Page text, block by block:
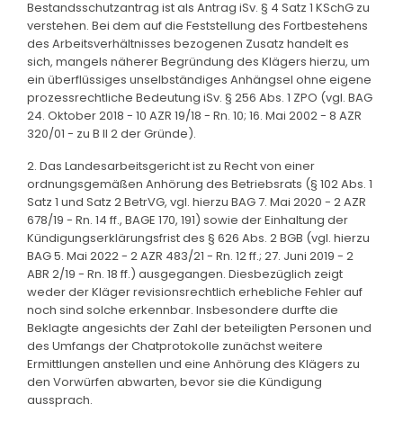
Bestandsschutzantrag ist als Antrag iSv. § 4 Satz 1 KSchG zu
verstehen. Bei dem auf die Feststellung des Fortbestehens
des Arbeitsverhältnisses bezogenen Zusatz handelt es
sich, mangels näherer Begründung des Klägers hierzu, um
ein überflüssiges unselbständiges Anhängsel ohne eigene
prozessrechtliche Bedeutung iSv. § 256 Abs. 1 ZPO (vgl. BAG
24. Oktober 2018 - 10 AZR 19/18 - Rn. 10; 16. Mai 2002 - 8 AZR
320/01 - zu B II 2 der Gründe).
2. Das Landesarbeitsgericht ist zu Recht von einer
ordnungsgemäßen Anhörung des Betriebsrats (§ 102 Abs. 1
Satz 1 und Satz 2 BetrVG, vgl. hierzu BAG 7. Mai 2020 - 2 AZR
678/19 - Rn. 14 ff., BAGE 170, 191) sowie der Einhaltung der
Kündigungserklärungsfrist des § 626 Abs. 2 BGB (vgl. hierzu
BAG 5. Mai 2022 - 2 AZR 483/21 - Rn. 12 ff.; 27. Juni 2019 - 2
ABR 2/19 - Rn. 18 ff.) ausgegangen. Diesbezüglich zeigt
weder der Kläger revisionsrechtlich erhebliche Fehler auf
noch sind solche erkennbar. Insbesondere durfte die
Beklagte angesichts der Zahl der beteiligten Personen und
des Umfangs der Chatprotokolle zunächst weitere
Ermittlungen anstellen und eine Anhörung des Klägers zu
den Vorwürfen abwarten, bevor sie die Kündigung
aussprach.